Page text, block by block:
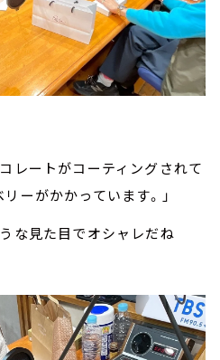
レートがコーティングされて
ーがかかっています。」
な見た目でオシャレだね